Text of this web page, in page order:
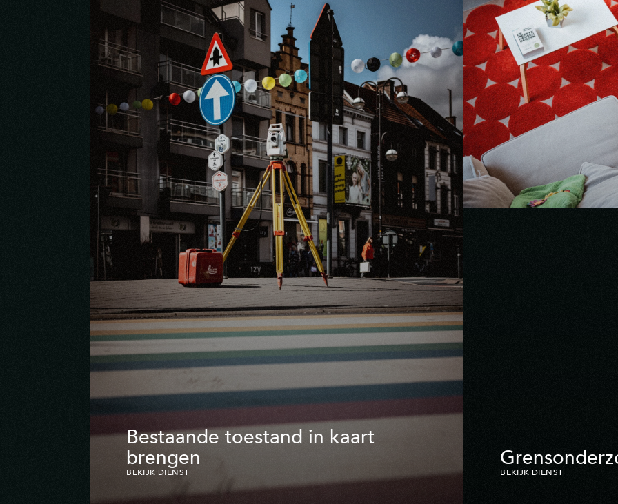
Bestaande toestand in kaart
brengen
BEKIJK DIENST BEKIJK DIENST